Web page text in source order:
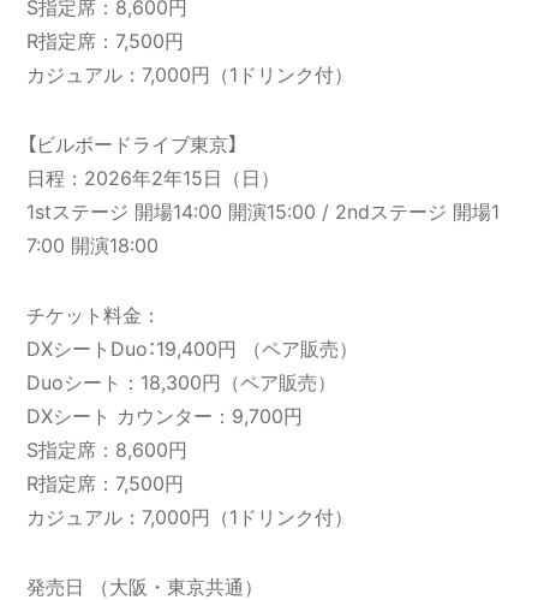
S指定席：8,600円
R指定席：7,500円
カジュアル：7,000円（1ドリンク付）
【ビルボードライブ東京】
日程：2026年2年15日（日）
1stステージ 開場14:00 開演15:00 / 2ndステージ 開場1
7:00 開演18:00
チケット料金：
DXシートDuo：19,400円 （ペア販売）
Duoシート：18,300円（ペア販売）
DXシート カウンター：9,700円
S指定席：8,600円
R指定席：7,500円
カジュアル：7,000円（1ドリンク付）
発売日 （大阪・東京共通）